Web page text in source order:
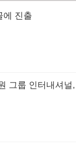
에 진출
그룹 인터내셔